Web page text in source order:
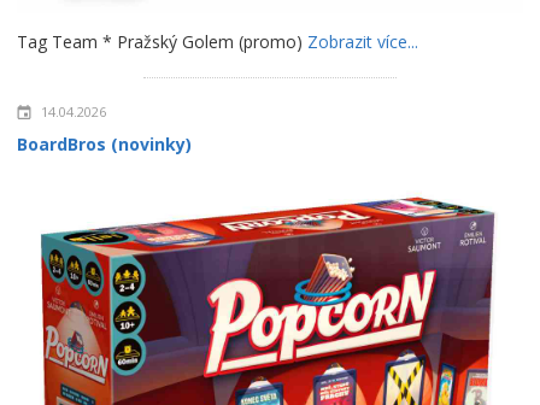
Tag Team * Pražský Golem (promo) Zobrazit více...
14.04.2026
BoardBros (novinky)